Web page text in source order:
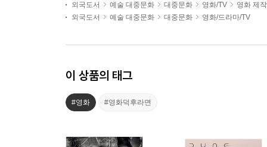
외국도서
예술 대중문화 대중문화 영화/TV
영화 제
외국도서
예술 대중문화 대중문화 영화/드라마/TV
이 상품의 태그
#영화 #영화덕후라면